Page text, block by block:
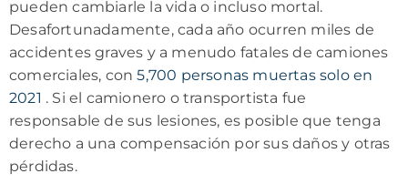
pueden cambiarle la vida o incluso mortal.
Desafortunadamente, cada año ocurren miles de
accidentes graves y a menudo fatales de camiones
comerciales, con 5,700 personas muertas solo en
2021 . Si el camionero o transportista fue
responsable de sus lesiones, es posible que tenga
derecho a una compensación por sus daños y otras
pérdidas.